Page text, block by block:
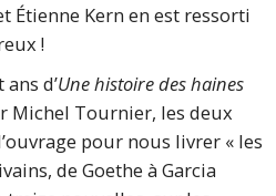
Étienne Kern en est ressorti
!
d’Une histoire des haines
Michel Tournier, les deux
pour nous livrer « les
de Goethe à Garcia